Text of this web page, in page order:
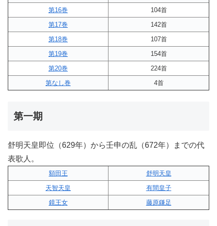
第16巻
104首
第17巻
142首
第18巻
107首
第19巻
154首
第20巻
224首
第なし巻
4首
第一期
舒明天皇即位（629年）から壬申の乱（672年）までの代
表歌人。
額田王
舒明天皇
天智天皇
有間皇子
鏡王女
藤原鎌足